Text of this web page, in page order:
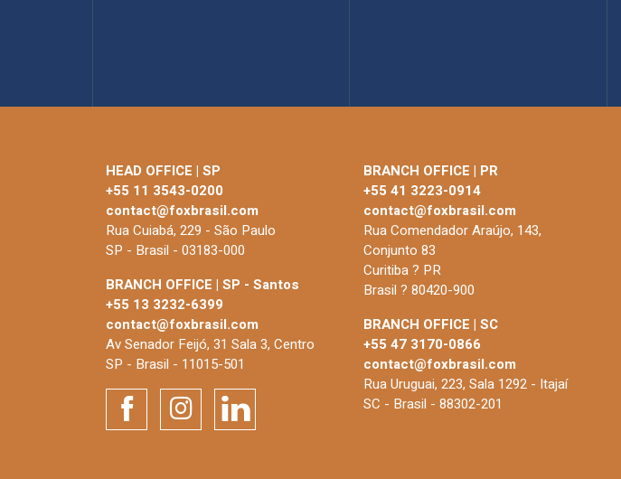
HEAD OFFICE | SP
+55 11 3543-0200
contact@foxbrasil.com
Rua Cuiabá, 229 - São Paulo
SP - Brasil - 03183-000
BRANCH OFFICE | SP - Santos
+55 13 3232-6399
contact@foxbrasil.com
Av Senador Feijó, 31 Sala 3, Centro
SP - Brasil - 11015-501
BRANCH OFFICE | PR
+55 41 3223-0914
contact@foxbrasil.com
Rua Comendador Araújo, 143,
Conjunto 83
Curitiba ? PR
Brasil ? 80420-900
BRANCH OFFICE | SC
+55 47 3170-0866
contact@foxbrasil.com
Rua Uruguai, 223, Sala 1292 - Itajaí
SC - Brasil - 88302-201